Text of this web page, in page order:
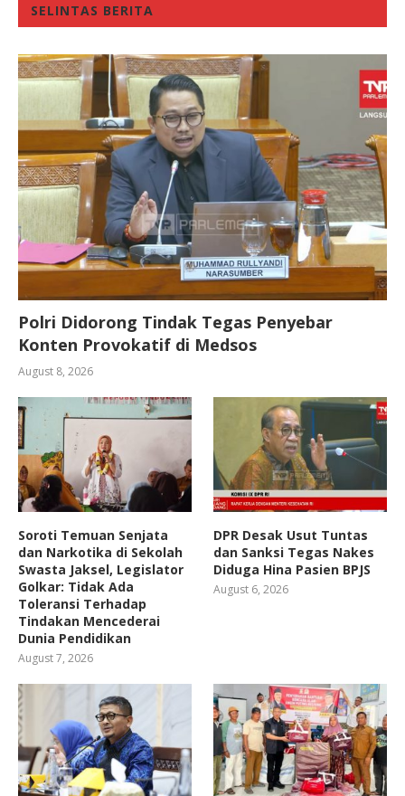
SELINTAS BERITA
Polri Didorong Tindak Tegas Penyebar
Konten Provokatif di Medsos
August 8, 2026
Soroti Temuan Senjata
dan Narkotika di Sekolah
Swasta Jaksel, Legislator
Golkar: Tidak Ada
Toleransi Terhadap
Tindakan Mencederai
Dunia Pendidikan
August 7, 2026
DPR Desak Usut Tuntas
dan Sanksi Tegas Nakes
Diduga Hina Pasien BPJS
August 6, 2026